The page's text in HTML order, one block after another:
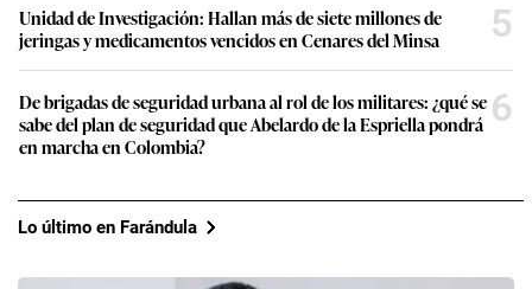
Unidad de Investigación: Hallan más de siete millones de
jeringas y medicamentos vencidos en Cenares del Minsa
5
De brigadas de seguridad urbana al rol de los militares: ¿qué se
sabe del plan de seguridad que Abelardo de la Espriella pondrá
en marcha en Colombia?
6
Lo último en Farándula